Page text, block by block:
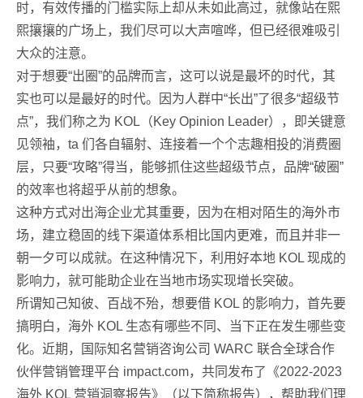
时，有效传播的门槛实际上却从未如此高过，就像站在熙
熙攘攘的广场上，我们尽可以大声喧哗，但已经很难吸引
大众的注意。
对于想要“出圈”的品牌而言，这可以说是最坏的时代，其
实也可以是最好的时代。因为人群中“长出”了很多“超级节
点”，我们称之为 KOL（Key Opinion Leader），即关键意
见领袖，ta 们各自辐射、连接着一个个志趣相投的消费圈
层，只要“攻略”得当，能够抓住这些超级节点，品牌“破圈”
的效率也将超乎从前的想象。
这种方式对出海企业尤其重要，因为在相对陌生的海外市
场，建立稳固的线下渠道体系相比国内更难，而且并非一
朝一夕可以成就。在这种情况下，利用好本地 KOL 现成的
影响力，就可能助企业在当地市场实现增长突破。
所谓知己知彼、百战不殆，想要借 KOL 的影响力，首先要
搞明白，海外 KOL 生态有哪些不同、当下正在发生哪些变
化。近期，国际知名营销咨询公司 WARC 联合全球合作
伙伴营销管理平台 impact.com，共同发布了《2022-2023
海外 KOL 营销洞察报告》（以下简称报告），帮助我们理